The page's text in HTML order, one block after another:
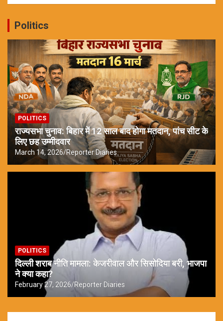
Politics
POLITICS
राज्यसभा चुनाव: बिहार में 12 साल बाद होगा मतदान, पांच सीट के
लिए छह उम्मीदवार
March 14, 2026 Reporter Diaries
POLITICS
दिल्ली शराब नीति मामला: केजरीवाल और सिसोदिया बरी, भाजपा
ने क्या कहा?
February 27, 2026 Reporter Diaries